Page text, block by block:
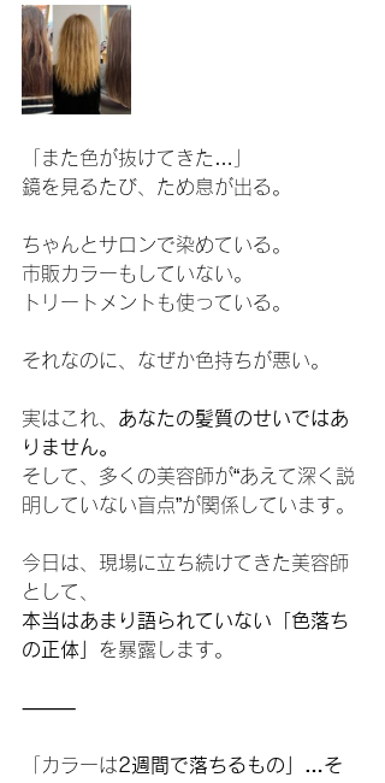
「また色が抜けてきた…」
鏡を見るたび、ため息が出る。
ちゃんとサロンで染めている。
市販カラーもしていない。
トリートメントも使っている。
それなのに、なぜか色持ちが悪い。
実はこれ、 あなたの髪質のせいではあ
りません。
そして、多くの美容師が“あえて深く説
明していない盲点”が関係しています。
今日は、現場に立ち続けてきた美容師
として、
本当はあまり語られていない「色落ち
の正体」 を暴露します。
⸻
「カラーは2週間で落ちるもの」…そ